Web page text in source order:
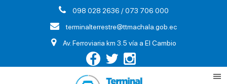
098 028 2636 / 073 706 000
terminalterrestre@ttmachala.gob.ec
Av. Ferroviaria km 3.5 vía a El Cambio